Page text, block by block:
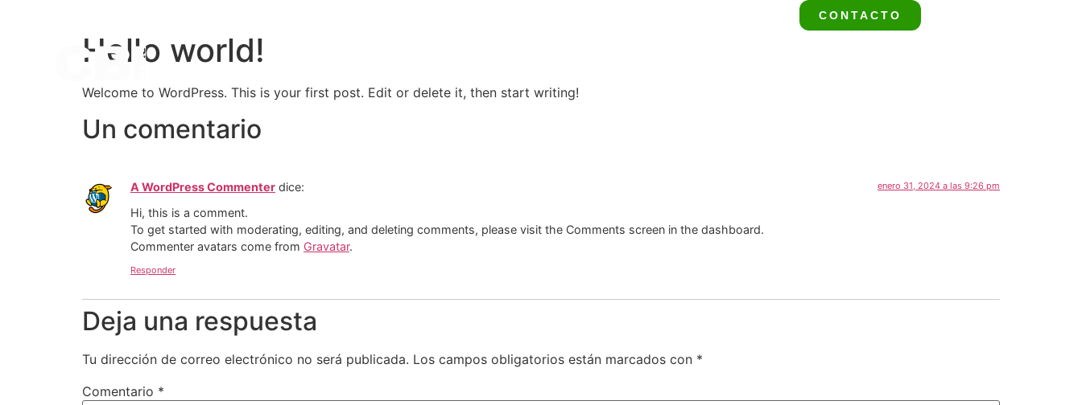
CONTACTO
Hello world!
Welcome to WordPress. This is your first post. Edit or delete it, then start writing!
Un comentario
A WordPress Commenter dice: enero 31, 2024 a las 9:26 pm
Hi, this is a comment.
To get started with moderating, editing, and deleting comments, please visit the Comments screen in the dashboard.
Commenter avatars come from Gravatar.
Responder
Deja una respuesta
Tu dirección de correo electrónico no será publicada. Los campos obligatorios están marcados con *
Comentario *